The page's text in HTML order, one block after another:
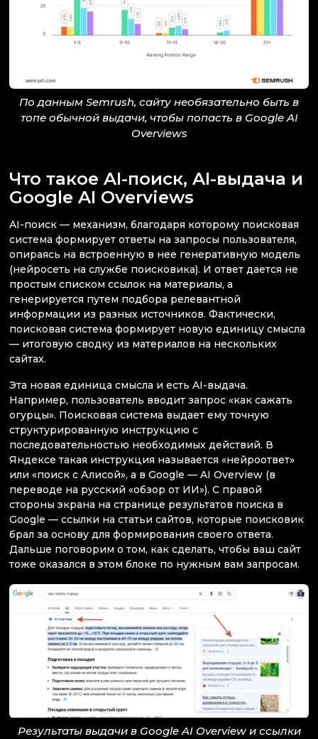
По данным Semrush, сайту необязательно быть в
топе обычной выдачи, чтобы попасть в Google AI
Overviews
Что такое AI-поиск, AI-выдача и
Google AI Overviews
AI-поиск — механизм, благодаря которому поисковая
система формирует ответы на запросы пользователя,
опираясь на встроенную в нее генеративную модель
(нейросеть на службе поисковика). И ответ дается не
простым списком ссылок на материалы, а
генерируется путем подбора релевантной
информации из разных источников. Фактически,
поисковая система формирует новую единицу смысла
— итоговую сводку из материалов на нескольких
сайтах.
Эта новая единица смысла и есть AI-выдача.
Например, пользователь вводит запрос «как сажать
огурцы». Поисковая система выдает ему точную
структурированную инструкцию с
последовательностью необходимых действий. В
Яндексе такая инструкция называется «нейроответ»
или «поиск с Алисой», а в Google — AI Overview (в
переводе на русский «обзор от ИИ»). С правой
стороны экрана на странице результатов поиска в
Google — ссылки на статьи сайтов, которые поисковик
брал за основу для формирования своего ответа.
Дальше поговорим о том, как сделать, чтобы ваш сайт
тоже оказался в этом блоке по нужным вам запросам.
Результаты выдачи в Google AI Overview и ссылки